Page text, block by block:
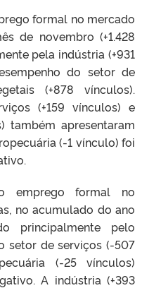
formal no mercado
de novembro (+1.428
pela indústria (+931
do setor de
(+878 vínculos).
(+159 vínculos) e
também apresentaram
(-1 vínculo) foi
emprego formal no
no acumulado do ano
principalmente pelo
setor de serviços (-507
(-25 vínculos)
A indústria (+393